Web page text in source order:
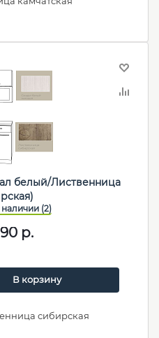
белый/Лиственница
р.
В корзину
сибирская